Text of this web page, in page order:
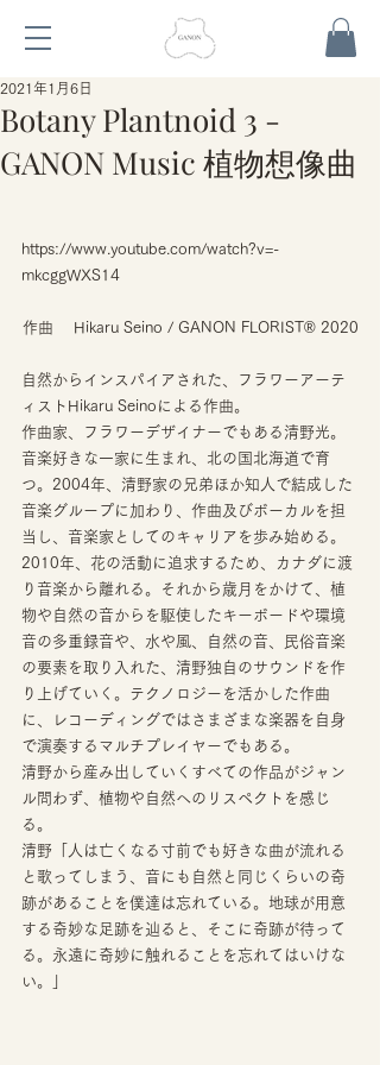
Botany Plantnoid 3 -
GANON Music 植物想像曲
2021年1月6日
https://www.youtube.com/watch?v=-
mkcggWXS14
作曲　 Hikaru Seino / GANON FLORIST® 2020
自然からインスパイアされた、フラワーアーテ
ィストHikaru Seinoによる作曲。
作曲家、フラワーデザイナーでもある清野光。
音楽好きな一家に生まれ、北の国北海道で育
つ。2004年、清野家の兄弟ほか知人で結成した
音楽グループに加わり、作曲及びボーカルを担
当し、音楽家としてのキャリアを歩み始める。
2010年、花の活動に追求するため、カナダに渡
り音楽から離れる。それから歳月をかけて、植
物や自然の音からを駆使したキーボードや環境
音の多重録音や、水や風、自然の音、民俗音楽
の要素を取り入れた、清野独自のサウンドを作
り上げていく。テクノロジーを活かした作曲
に、レコーディングではさまざまな楽器を自身
で演奏するマルチプレイヤーでもある。
清野から産み出していくすべての作品がジャン
ル問わず、植物や自然へのリスペクトを感じ
る。
清野「人は亡くなる寸前でも好きな曲が流れる
と歌ってしまう、音にも自然と同じくらいの奇
跡があることを僕達は忘れている。地球が用意
する奇妙な足跡を辿ると、そこに奇跡が待って
る。永遠に奇妙に触れることを忘れてはいけな
い。」